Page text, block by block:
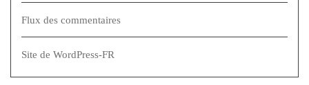
Flux des commentaires
Site de WordPress-FR